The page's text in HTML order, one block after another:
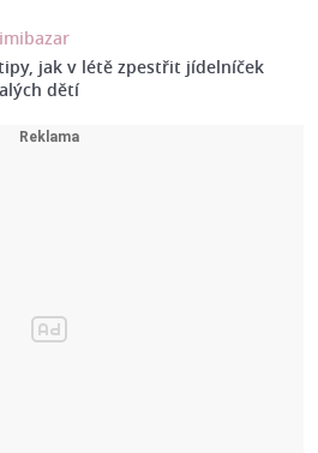
jak v létě zpestřit jídelníček
dětí